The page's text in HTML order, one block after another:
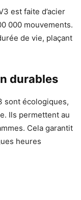
est faite d’acier
000 mouvements.
de vie, plaçant
durables
sont écologiques,
Ils permettent au
Cela garantit
heures